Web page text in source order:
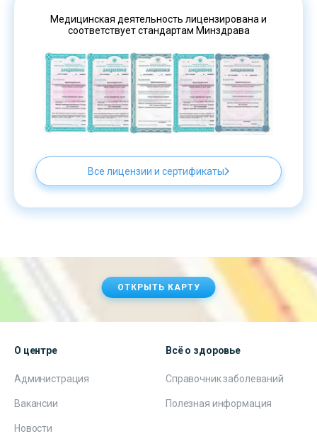
Медицинская деятельность лицензирована и
соответствует стандартам Минздрава
Все лицензии и сертификаты
ОТКРЫТЬ КАРТУ
О центре
Администрация
Вакансии
Новости
Всё о здоровье
Справочник заболеваний
Полезная информация